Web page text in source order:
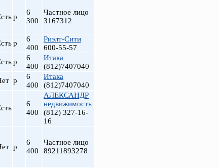
р
6
300
Частное лицо
3167312
р
6
400
Риэлт-Сити
600-55-57
р
6
400
Итака
(812)7407040
р
6
400
Итака
(812)7407040
6
400
АЛЕКСАНДР
недвижимость
(812) 327-16-
16
р
6
400
Частное лицо
89211893278